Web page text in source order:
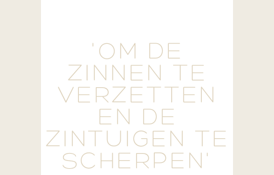
'OM DE
ZINNEN TE
VERZETTEN
EN DE
ZINTUIGEN TE
SCHERPEN'